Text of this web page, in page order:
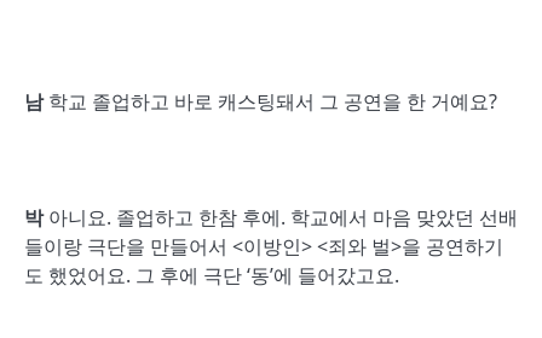
남학교 졸업하고 바로 캐스팅돼서 그 공연을 한 거예요?
박아니요. 졸업하고 한참 후에. 학교에서 마음 맞았던 선배
들이랑 극단을 만들어서 <이방인> <죄와 벌>을 공연하기
도 했었어요. 그 후에 극단 ‘동’에 들어갔고요.